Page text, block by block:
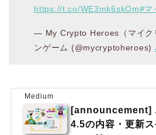
https://t.co/WE3mk6skOm#マ
— My Crypto Heroes（マイク
ンゲーム (@mycryptoheroes)
Medium
[announcement]
4.5の内容・更新